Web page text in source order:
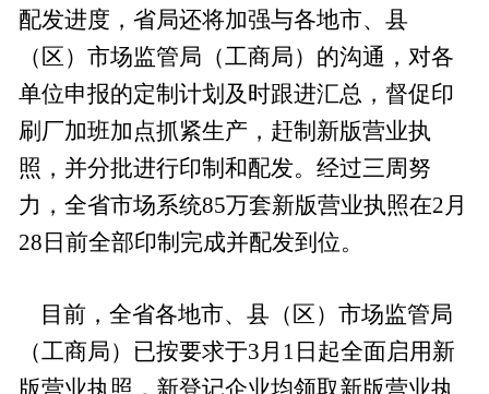
配发进度，省局还将加强与各地市、县
（区）市场监管局（工商局）的沟通，对各
单位申报的定制计划及时跟进汇总，督促印
刷厂加班加点抓紧生产，赶制新版营业执
照，并分批进行印制和配发。经过三周努
力，全省市场系统85万套新版营业执照在2月
28日前全部印制完成并配发到位。
目前，全省各地市、县（区）市场监管局
（工商局）已按要求于3月1日起全面启用新